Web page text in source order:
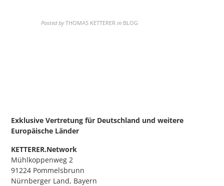
Posted by THOMAS KETTERER in BLOG
Exklusive Vertretung für Deutschland und weitere
Europäische Länder
KETTERER.Network
Mühlkoppenweg 2
91224 Pommelsbrunn
Nürnberger Land, Bayern